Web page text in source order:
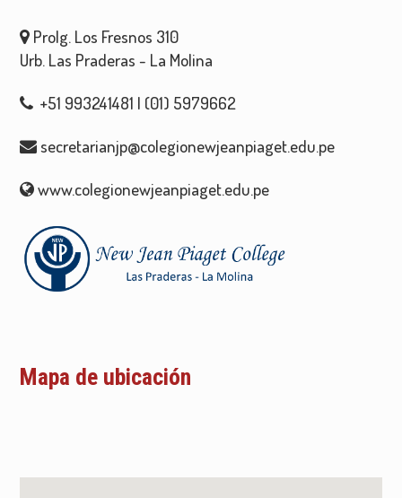
Prolg. Los Fresnos 310
Urb. Las Praderas - La Molina
+51 993241481 | (01) 5979662
secretarianjp@colegionewjeanpiaget.edu.pe
www.colegionewjeanpiaget.edu.pe
Mapa de ubicación